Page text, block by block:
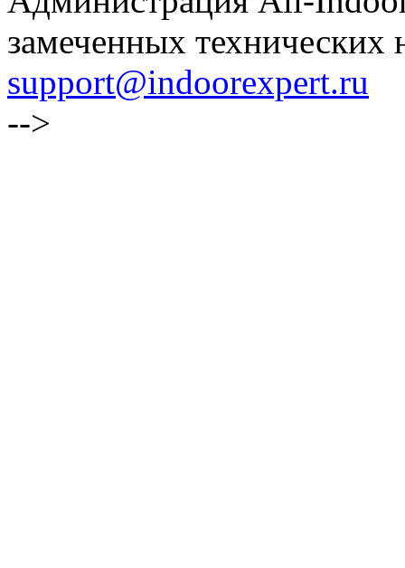
замеченных технических
support@indoorexpert.ru
-->